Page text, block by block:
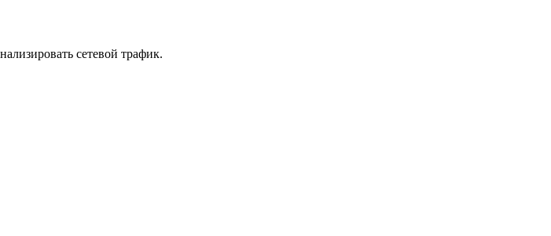
сетевой трафик.